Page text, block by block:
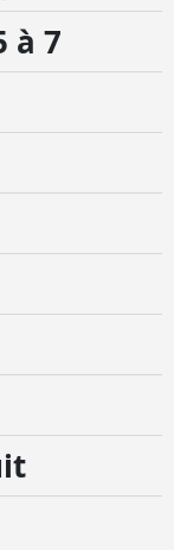
à 7